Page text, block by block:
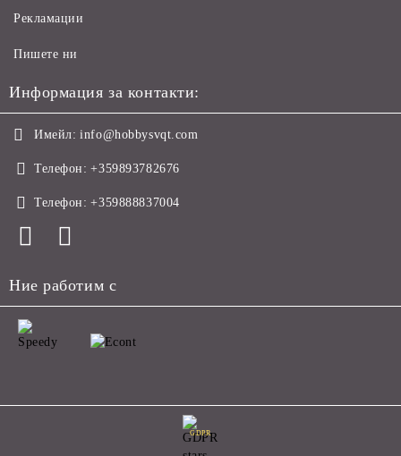
Рекламации
Пишете ни
Информация за контакти:
Имейл: info@hobbysvqt.com
Телефон: +359893782676
Телефон: +359888837004
Ние работим с
GDPR